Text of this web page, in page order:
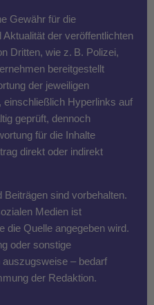
Gewähr für die
der veröffentlichten
Dritten, wie z. B. Polizei,
bereitgestellt
der jeweiligen
einschließlich Hyperlinks auf
geprüft, dennoch
für die Inhalte
direkt oder indirekt
Beiträgen sind vorbehalten.
Medien ist
die Quelle angegeben wird.
oder sonstige
– bedarf
der Redaktion.